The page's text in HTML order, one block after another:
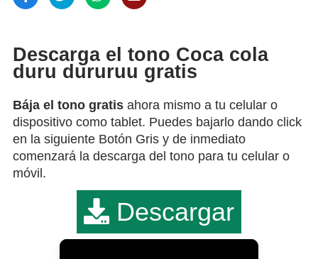
Descarga el tono Coca cola
duru dururuu gratis
Bája el tono gratis ahora mismo a tu celular o
dispositivo como tablet. Puedes bajarlo dando click
en la siguiente Botón Gris y de inmediato
comenzará la descarga del tono para tu celular o
móvil.
Descargar